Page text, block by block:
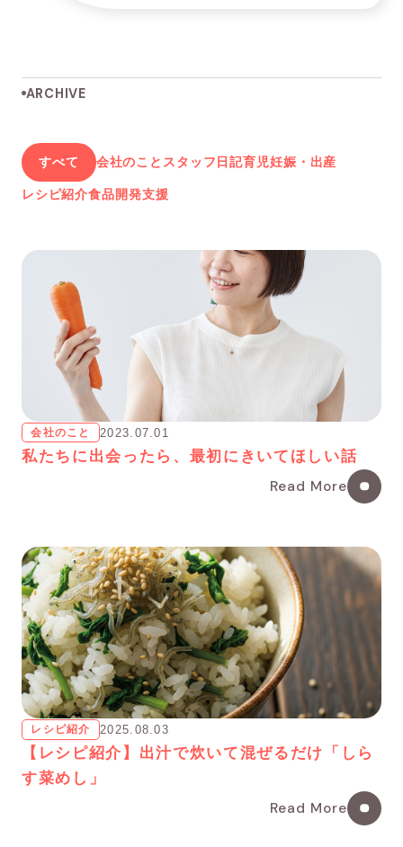
ARCHIVE
すべて 会社のこと スタッフ日記育児妊娠・出産
レシピ紹介食品開発支援
会社のこと 2023.07.01
私たちに出会ったら、最初にきいてほしい話
Read More
レシピ紹介 2025.08.03
【レシピ紹介】出汁で炊いて混ぜるだけ「しら
す菜めし」
Read More